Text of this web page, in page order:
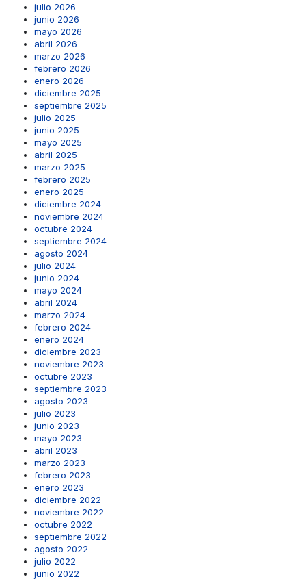
julio 2026
junio 2026
mayo 2026
abril 2026
marzo 2026
febrero 2026
enero 2026
diciembre 2025
septiembre 2025
julio 2025
junio 2025
mayo 2025
abril 2025
marzo 2025
febrero 2025
enero 2025
diciembre 2024
noviembre 2024
octubre 2024
septiembre 2024
agosto 2024
julio 2024
junio 2024
mayo 2024
abril 2024
marzo 2024
febrero 2024
enero 2024
diciembre 2023
noviembre 2023
octubre 2023
septiembre 2023
agosto 2023
julio 2023
junio 2023
mayo 2023
abril 2023
marzo 2023
febrero 2023
enero 2023
diciembre 2022
noviembre 2022
octubre 2022
septiembre 2022
agosto 2022
julio 2022
junio 2022